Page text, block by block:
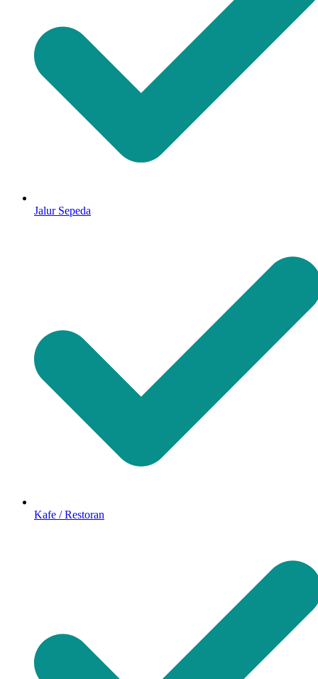
Jalur Sepeda
Kafe / Restoran